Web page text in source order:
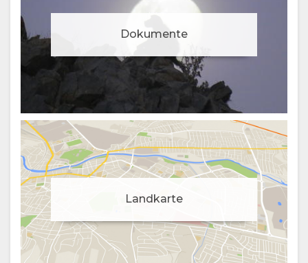
Dokumente
Landkarte
Cookie-Zustimmung verwalten
Um Ihr Erlebnis zu verbessern und personalisierte
Inhalte bereitzustellen, verwenden wir Cookies. Ändern
Sie Ihre Einstellungen oder besuchenSie unsere
Datenschutzrichtliniefür weitere Informationen.